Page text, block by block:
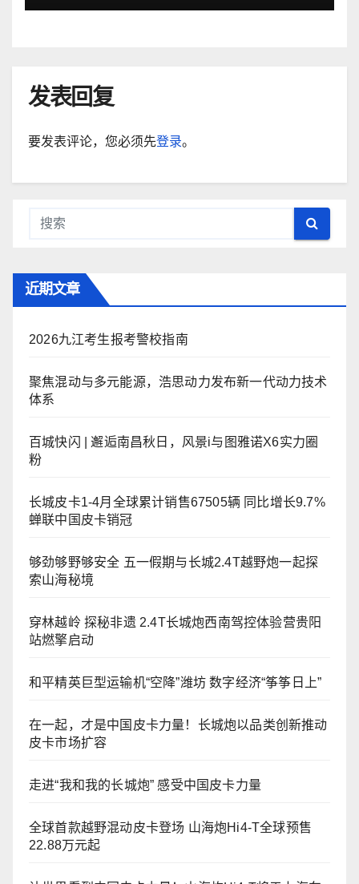
发表回复
要发表评论，您必须先登录。
近期文章
2026九江考生报考警校指南
聚焦混动与多元能源，浩思动力发布新一代动力技术
体系
百城快闪 | 邂逅南昌秋日，风景i与图雅诺X6实力圈
粉
长城皮卡1-4月全球累计销售67505辆 同比增长9.7%
蝉联中国皮卡销冠
够劲够野够安全 五一假期与长城2.4T越野炮一起探
索山海秘境
穿林越岭 探秘非遗 2.4T长城炮西南驾控体验营贵阳
站燃擎启动
和平精英巨型运输机“空降”潍坊 数字经济“筝筝日上”
在一起，才是中国皮卡力量！长城炮以品类创新推动
皮卡市场扩容
走进“我和我的长城炮” 感受中国皮卡力量
全球首款越野混动皮卡登场 山海炮Hi4-T全球预售
22.88万元起